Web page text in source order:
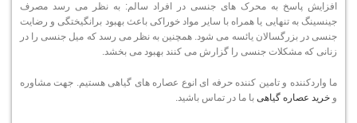
افزایش پاسخ به محرک های جنسی در افراد سالم: به نظر می رسد مصرف
جینسینگ به تنهایی یا همراه با سایر مواد خوراکی باعث بهبود برانگیختگی و رضایت
جنسی در بزرگسالان یائسه می شود. همچنین به نظر می رسد که میل جنسی را در
زنانی که مشکلات جنسی را گزارش می کنند بهبود می بخشد.
ما واردکننده و تامین کننده حرفه ای انوع عصاره های گیاهی هستیم. جهت مشاوره
و خرید عصاره گیاهی با ما در تماس باشید.